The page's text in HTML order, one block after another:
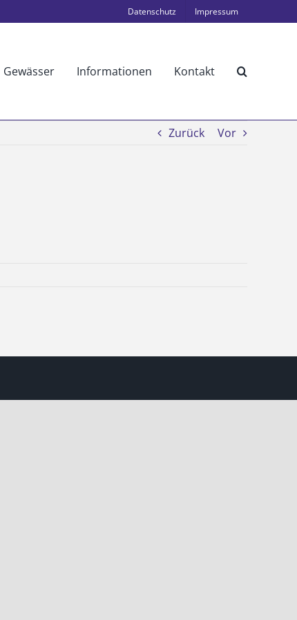
Datenschutz Impressum
Gewässer Informationen Kontakt
Zurück Vor